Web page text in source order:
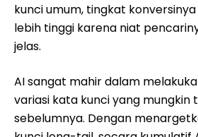
kunci umum, tingkat
lebih tinggi karena niat
jelas.
AI sangat mahir dalam
variasi kata kunci yang mungkin
sebelumnya. Dengan